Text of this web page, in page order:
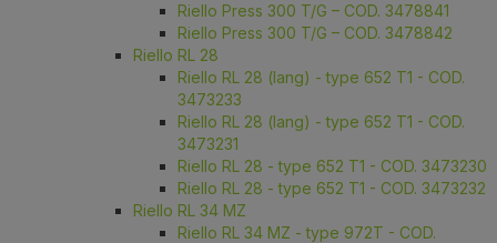
Riello Press 300 T/G – COD. 3478841
Riello Press 300 T/G – COD. 3478842
Riello RL 28
Riello RL 28 (lang) - type 652 T1 - COD.
3473233
Riello RL 28 (lang) - type 652 T1 - COD.
3473231
Riello RL 28 - type 652 T1 - COD. 3473230
Riello RL 28 - type 652 T1 - COD. 3473232
Riello RL 34 MZ
Riello RL 34 MZ - type 972T - COD.